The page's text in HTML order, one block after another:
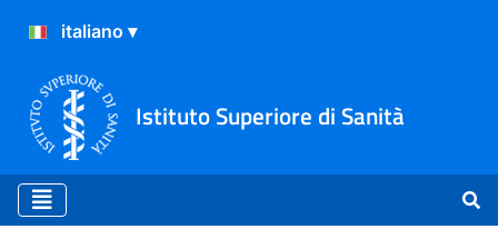
Istituto Superiore di Sanità